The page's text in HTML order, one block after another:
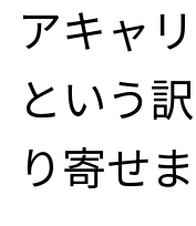
アキャ
という
り寄せ